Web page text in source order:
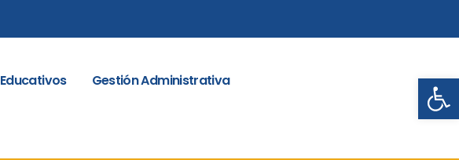
Gestión Administrativa